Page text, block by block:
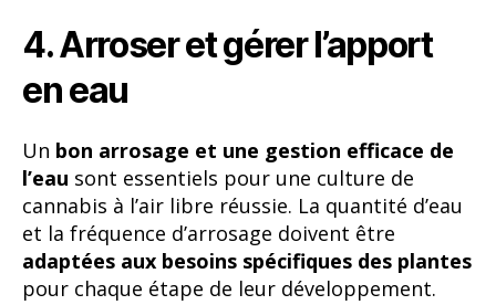
4. Arroser et gérer l’apport
en eau
Un bon arrosage et une gestion efficace de
l’eau sont essentiels pour une culture de
cannabis à l’air libre réussie. La quantité d’eau
et la fréquence d’arrosage doivent être
adaptées aux besoins spécifiques des plantes
pour chaque étape de leur développement.